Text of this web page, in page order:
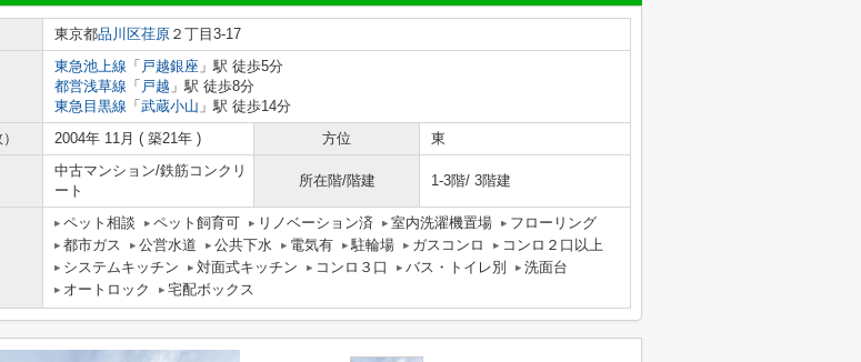
東京都品川区荏原 ２丁目3-17
東急池上線 「 戸越銀座 」駅 徒歩5分
都営浅草線 「 戸越 」駅 徒歩8分
東急目黒線 「 武蔵小山 」駅 徒歩14分
2004年 11月 ( 築21年 ) 方位 東
中古マンション/鉄筋コンクリ
ート
所在階/階建 1-3階/ 3階建
ペット相談 ペット飼育可 リノベーション済 室内洗濯機置場
フローリング
都市ガス
公営水道 公共下水 電気有 駐輪場 ガスコンロ
コンロ２口以上
システムキッチン
対面式キッチン コンロ３口 バス・トイレ別
洗面台
オートロック
宅配ボックス